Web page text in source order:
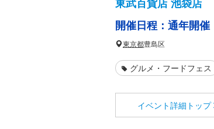
東武百貨店 池袋店
開催日程： 通年開催
東京都豊島区
グルメ・フードフェス
イベント詳細 トップ